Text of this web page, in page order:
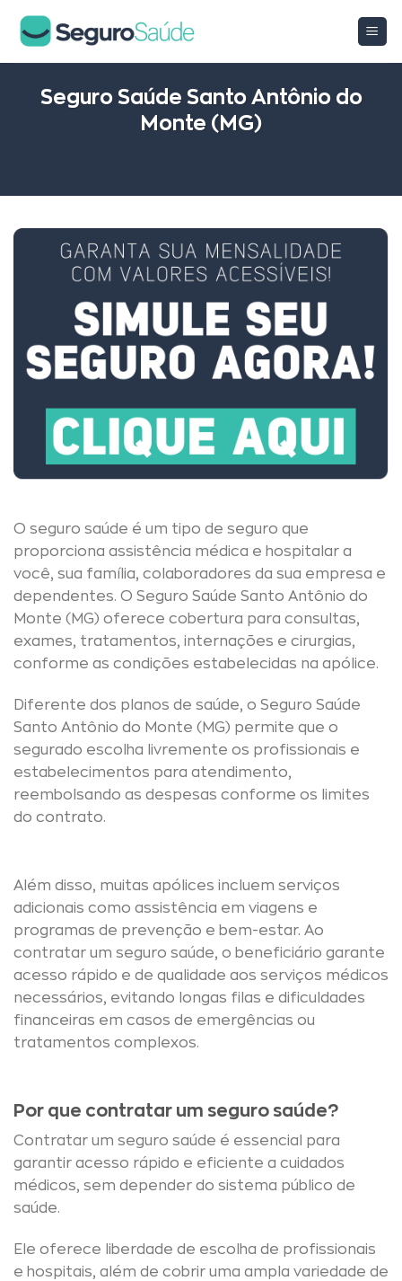
Seguro Saúde Santo Antônio do
Monte (MG)
O seguro saúde é um tipo de seguro que
proporciona assistência médica e hospitalar a
você, sua família, colaboradores da sua empresa e
dependentes. O Seguro Saúde Santo Antônio do
Monte (MG) oferece cobertura para consultas,
exames, tratamentos, internações e cirurgias,
conforme as condições estabelecidas na apólice.
Diferente dos planos de saúde, o Seguro Saúde
Santo Antônio do Monte (MG) permite que o
segurado escolha livremente os profissionais e
estabelecimentos para atendimento,
reembolsando as despesas conforme os limites
do contrato.
Além disso, muitas apólices incluem serviços
adicionais como assistência em viagens e
programas de prevenção e bem-estar. Ao
contratar um seguro saúde, o beneficiário garante
acesso rápido e de qualidade aos serviços médicos
necessários, evitando longas filas e dificuldades
financeiras em casos de emergências ou
tratamentos complexos.
Por que contratar um seguro saúde?
Contratar um seguro saúde é essencial para
garantir acesso rápido e eficiente a cuidados
médicos, sem depender do sistema público de
saúde.
Ele oferece liberdade de escolha de profissionais
e hospitais, além de cobrir uma ampla variedade de